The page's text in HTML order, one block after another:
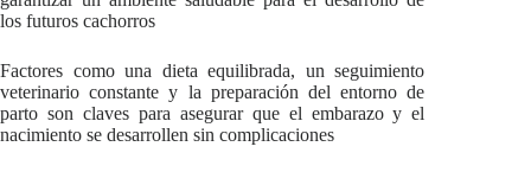
los futuros cachorros
Factores como una dieta equilibrada, un seguimiento
veterinario constante y la preparación del entorno de
parto son claves para asegurar que el embarazo y el
nacimiento se desarrollen sin complicaciones